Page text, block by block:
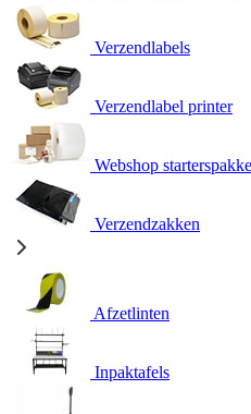
Verzendlabels
Verzendlabel printer
Webshop
Verzendzakken
Afzetlinten
Inpaktafels